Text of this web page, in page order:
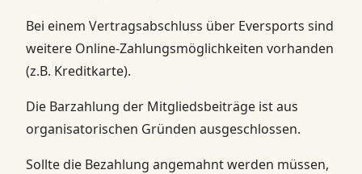
Bei einem Vertragsabschluss über Eversports sind
weitere Online-Zahlungsmöglichkeiten vorhanden
(z.B. Kreditkarte).
Die Barzahlung der Mitgliedsbeiträge ist aus
organisatorischen Gründen ausgeschlossen.
Sollte die Bezahlung angemahnt werden müssen,